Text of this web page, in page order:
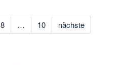
8 … 10 nächste